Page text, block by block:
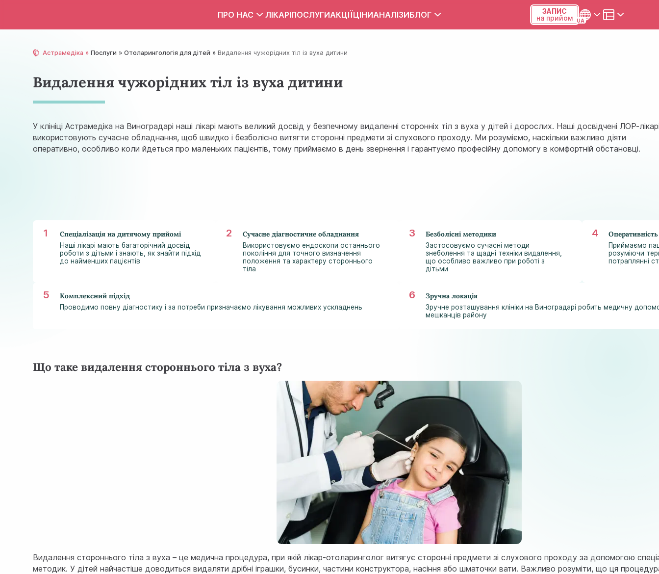
ПРО НАС
Контакти
Правила внутрішнього розпорядку
Зона обслуговування
ЛІКАРІПОСЛУГИАКЦІЇЦІНИАНАЛІЗИБЛОГ
ЗАПИС
на прийом
+38 (068) 371-12-29
Астрамедіка Послуги Отоларингологія для дітей Видалення чужорідних тіл із вуха дитини
Видалення чужорідних тіл із вуха дитини
У клініці Астрамедіка на Виноградарі наші лікарі мають великий досвід у безпечному видаленні сторонніх тіл з вуха у дітей і дорослих. Наші досвідчені ЛОР-
використовують сучасне обладнання, щоб швидко і безболісно витягти сторонні предмети зі слухового проходу. Ми розуміємо, наскільки важливо діяти
оперативно, особливо коли йдеться про маленьких пацієнтів, тому приймаємо в день звернення і гарантуємо професійну допомогу в комфортній обстановці.
Спеціалізація на дитячому прийомі
Наші лікарі мають багаторічний досвід
роботи з дітьми і знають, як знайти підхід
до найменших пацієнтів
Сучасне діагностичне обладнання
Використовуємо ендоскопи останнього
покоління для точного визначення
положення та характеру стороннього
тіла
Безболісні методики
Застосовуємо сучасні методи
знеболення та щадні техніки видалення,
що особливо важливо при роботі з
дітьми
Приймаємо
розуміючи
потраплянні
Комплексний підхід
Проводимо повну діагностику і за потреби призначаємо лікування можливих ускладнень
Зручна локація
Зручне розташування клініки на Виноградарі робить медичну
мешканців району
Що таке видалення стороннього тіла з вуха?
Видалення стороннього тіла з вуха – це медична процедура, при якій лікар-отоларинголог витягує сторонні предмети зі слухового проходу за допомогою
методик. У дітей найчастіше доводиться видаляти дрібні іграшки, бусинки, частини конструктора, насіння або шматочки вати. Важливо розуміти, що ця